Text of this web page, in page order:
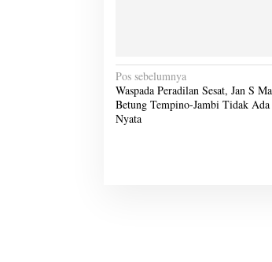
N
a
v
Pos sebelumnya
Waspada Peradilan Sesat, Jan S
Betung Tempino-Jambi Tidak
Nyata